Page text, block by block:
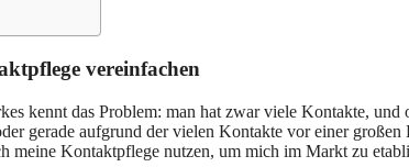
vereinfachen
kennt das Problem: man hat zwar viele Kontakte,
gerade aufgrund der vielen Kontakte vor einer
meine Kontaktpflege nutzen, um mich im Markt zu